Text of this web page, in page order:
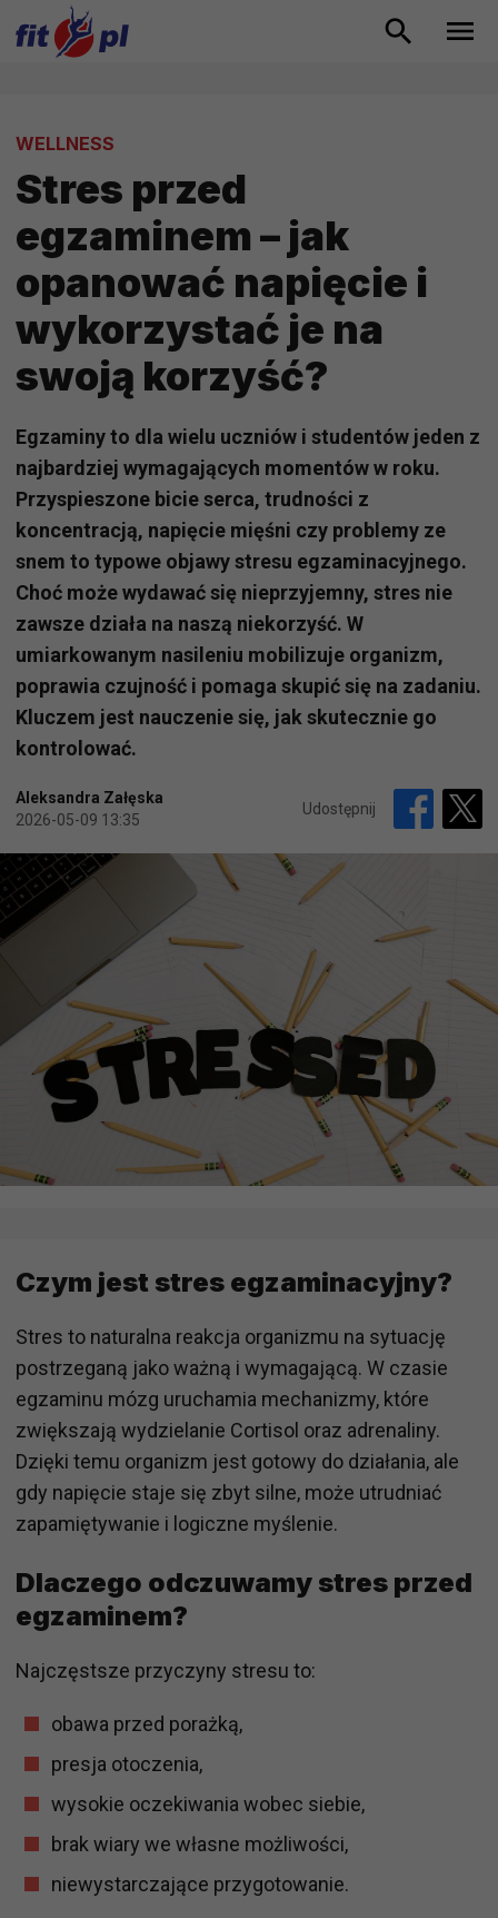
WELLNESS
Stres przed
egzaminem – jak
opanować napięcie i
wykorzystać je na
swoją korzyść?
Egzaminy to dla wielu uczniów i studentów jeden z
najbardziej wymagających momentów w roku.
Przyspieszone bicie serca, trudności z
koncentracją, napięcie mięśni czy problemy ze
snem to typowe objawy stresu egzaminacyjnego.
Choć może wydawać się nieprzyjemny, stres nie
zawsze działa na naszą niekorzyść. W
umiarkowanym nasileniu mobilizuje organizm,
poprawia czujność i pomaga skupić się na zadaniu.
Kluczem jest nauczenie się, jak skutecznie go
kontrolować.
Aleksandra Załęska
2026-05-09 13:35
Udostępnij
Czym jest stres egzaminacyjny?
Stres to naturalna reakcja organizmu na sytuację
postrzeganą jako ważną i wymagającą. W czasie
egzaminu mózg uruchamia mechanizmy, które
zwiększają wydzielanie Cortisol oraz adrenaliny.
Dzięki temu organizm jest gotowy do działania, ale
gdy napięcie staje się zbyt silne, może utrudniać
zapamiętywanie i logiczne myślenie.
Dlaczego odczuwamy stres przed
egzaminem?
Najczęstsze przyczyny stresu to:
obawa przed porażką,
presja otoczenia,
wysokie oczekiwania wobec siebie,
brak wiary we własne możliwości,
niewystarczające przygotowanie.